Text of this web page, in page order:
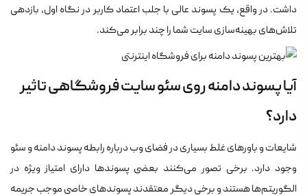
داشت. در واقع، یک پسوند عالی با جلب اعتماد کاربر در نگاه اول، بازدهی
تلاش‌های بهینه‌سازی سایت شما را چند برابر می‌کند.
آیا پسوند دامنه روی سئو سایت فروشگاهی تاثیر
دارد؟
شایعات و باورهای غلط بسیاری در فضای وب درباره رابطه پسوند دامنه و سئو
وجود دارد. برخی تصور می‌کنند بعضی پسوندها دارای امتیاز ویژه در
الگوریتم‌ها هستند و برخی دیگر معتقدند پسوندهای خاصی موجب جریمه